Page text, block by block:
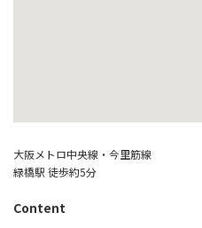
大阪メトロ中央線・今里筋線
緑橋駅 徒歩約5分
Content